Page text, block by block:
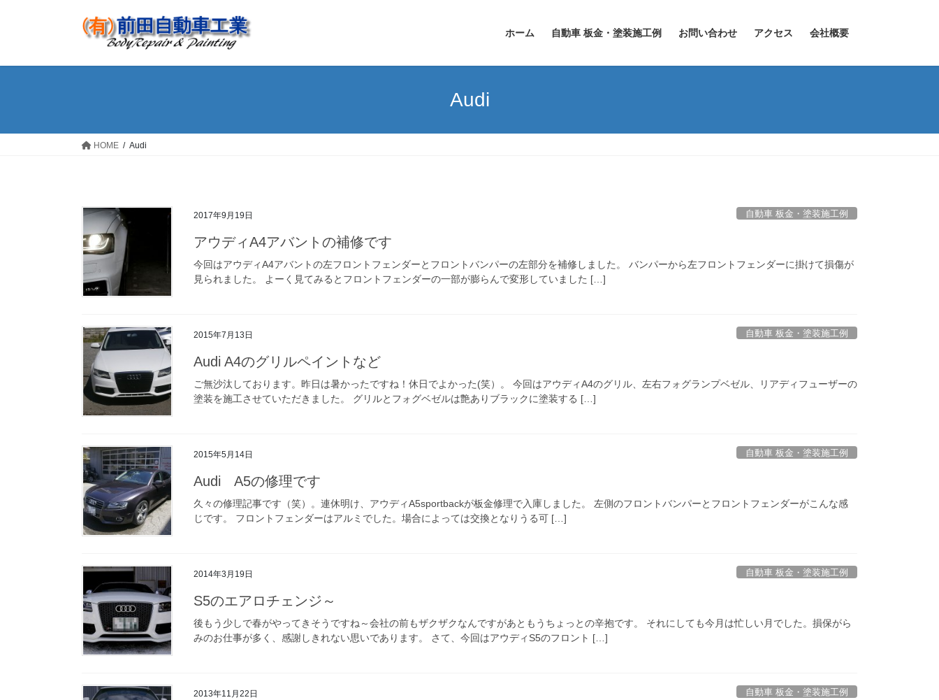
ホーム 自動車 板金・塗装施工例 お問い合わせ アクセス 会社概要
Audi
HOME Audi
2017年9月19日 自動車 板金・塗装施工例
アウディA4アバントの補修です
今回はアウディA4アバントの左フロントフェンダーとフロントバンパーの左部分を補修しました。 バンパーから左フロントフェンダーに掛けて損傷が
見られました。 よーく見てみるとフロントフェンダーの一部が膨らんで変形していました […]
2015年7月13日 自動車 板金・塗装施工例
Audi A4のグリルペイントなど
ご無沙汰しております。昨日は暑かったですね！休日でよかった(笑）。 今回はアウディA4のグリル、左右フォグランプベゼル、リアディフューザーの
塗装を施工させていただきました。 グリルとフォグベゼルは艶ありブラックに塗装する […]
2015年5月14日 自動車 板金・塗装施工例
Audi A5の修理です
久々の修理記事です（笑）。連休明け、アウディA5sportbackが板金修理で入庫しました。 左側のフロントバンパーとフロントフェンダーがこんな感
じです。 フロントフェンダーはアルミでした。場合によっては交換となりうる可 […]
2014年3月19日 自動車 板金・塗装施工例
S5のエアロチェンジ～
後もう少しで春がやってきそうですね～会社の前もザクザクなんですがあともうちょっとの辛抱です。 それにしても今月は忙しい月でした。損保がら
みのお仕事が多く、感謝しきれない思いであります。 さて、今回はアウディS5のフロント […]
2013年11月22日 自動車 板金・塗装施工例